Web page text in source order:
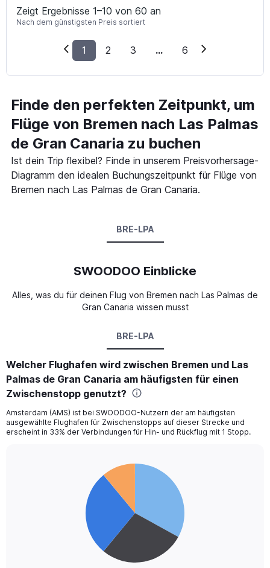
Zeigt Ergebnisse 1–10 von 60 an
Nach dem günstigsten Preis sortiert
1 2 3 ... 6
Finde den perfekten Zeitpunkt, um
Flüge von Bremen nach Las Palmas
de Gran Canaria zu buchen
Ist dein Trip flexibel? Finde in unserem Preisvorhersage-
Diagramm den idealen Buchungszeitpunkt für Flüge von
Bremen nach Las Palmas de Gran Canaria.
BRE-LPA
SWOODOO Einblicke
Alles, was du für deinen Flug von Bremen nach Las Palmas de
Gran Canaria wissen musst
BRE-LPA
Welcher Flughafen wird zwischen Bremen und Las
Palmas de Gran Canaria am häufigsten für einen
Zwischenstopp genutzt?
Amsterdam (AMS) ist bei SWOODOO-Nutzern der am häufigsten
ausgewählte Flughafen für Zwischenstopps auf dieser Strecke und
erscheint in 33% der Verbindungen für Hin- und Rückflug mit 1 Stopp.